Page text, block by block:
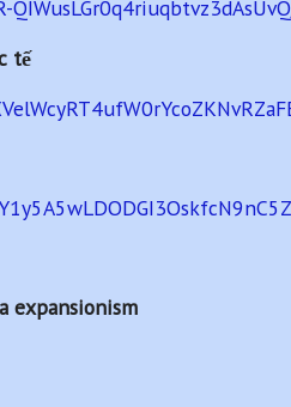
tế
expansionism